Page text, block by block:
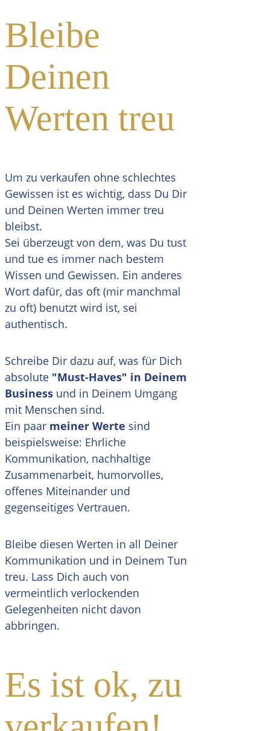
Bleibe
Deinen
Werten treu
Um zu verkaufen ohne schlechtes
Gewissen ist es wichtig, dass Du Dir
und Deinen Werten immer treu
bleibst.
Sei überzeugt von dem, was Du tust
und tue es immer nach bestem
Wissen und Gewissen. Ein anderes
Wort dafür, das oft (mir manchmal
zu oft) benutzt wird ist, sei
authentisch.
Schreibe Dir dazu auf, was für Dich
absolute "Must-Haves" in Deinem
Business und in Deinem Umgang
mit Menschen sind.
Ein paar meiner Werte sind
beispielsweise: Ehrliche
Kommunikation, nachhaltige
Zusammenarbeit, humorvolles,
offenes Miteinander und
gegenseitiges Vertrauen.
Bleibe diesen Werten in all Deiner
Kommunikation und in Deinem Tun
treu. Lass Dich auch von
vermeintlich verlockenden
Gelegenheiten nicht davon
abbringen.
Es ist ok, zu